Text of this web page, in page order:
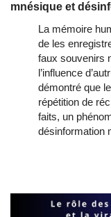
mnésique et
La mémoire
de les
faux souvenirs
l’influence
démontré que
répétition de
faits, un
désinformation